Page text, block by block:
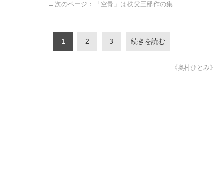
→次のページ：「空青」は秩父三部作の集
1 2 3 続きを読む
《奥村ひとみ》